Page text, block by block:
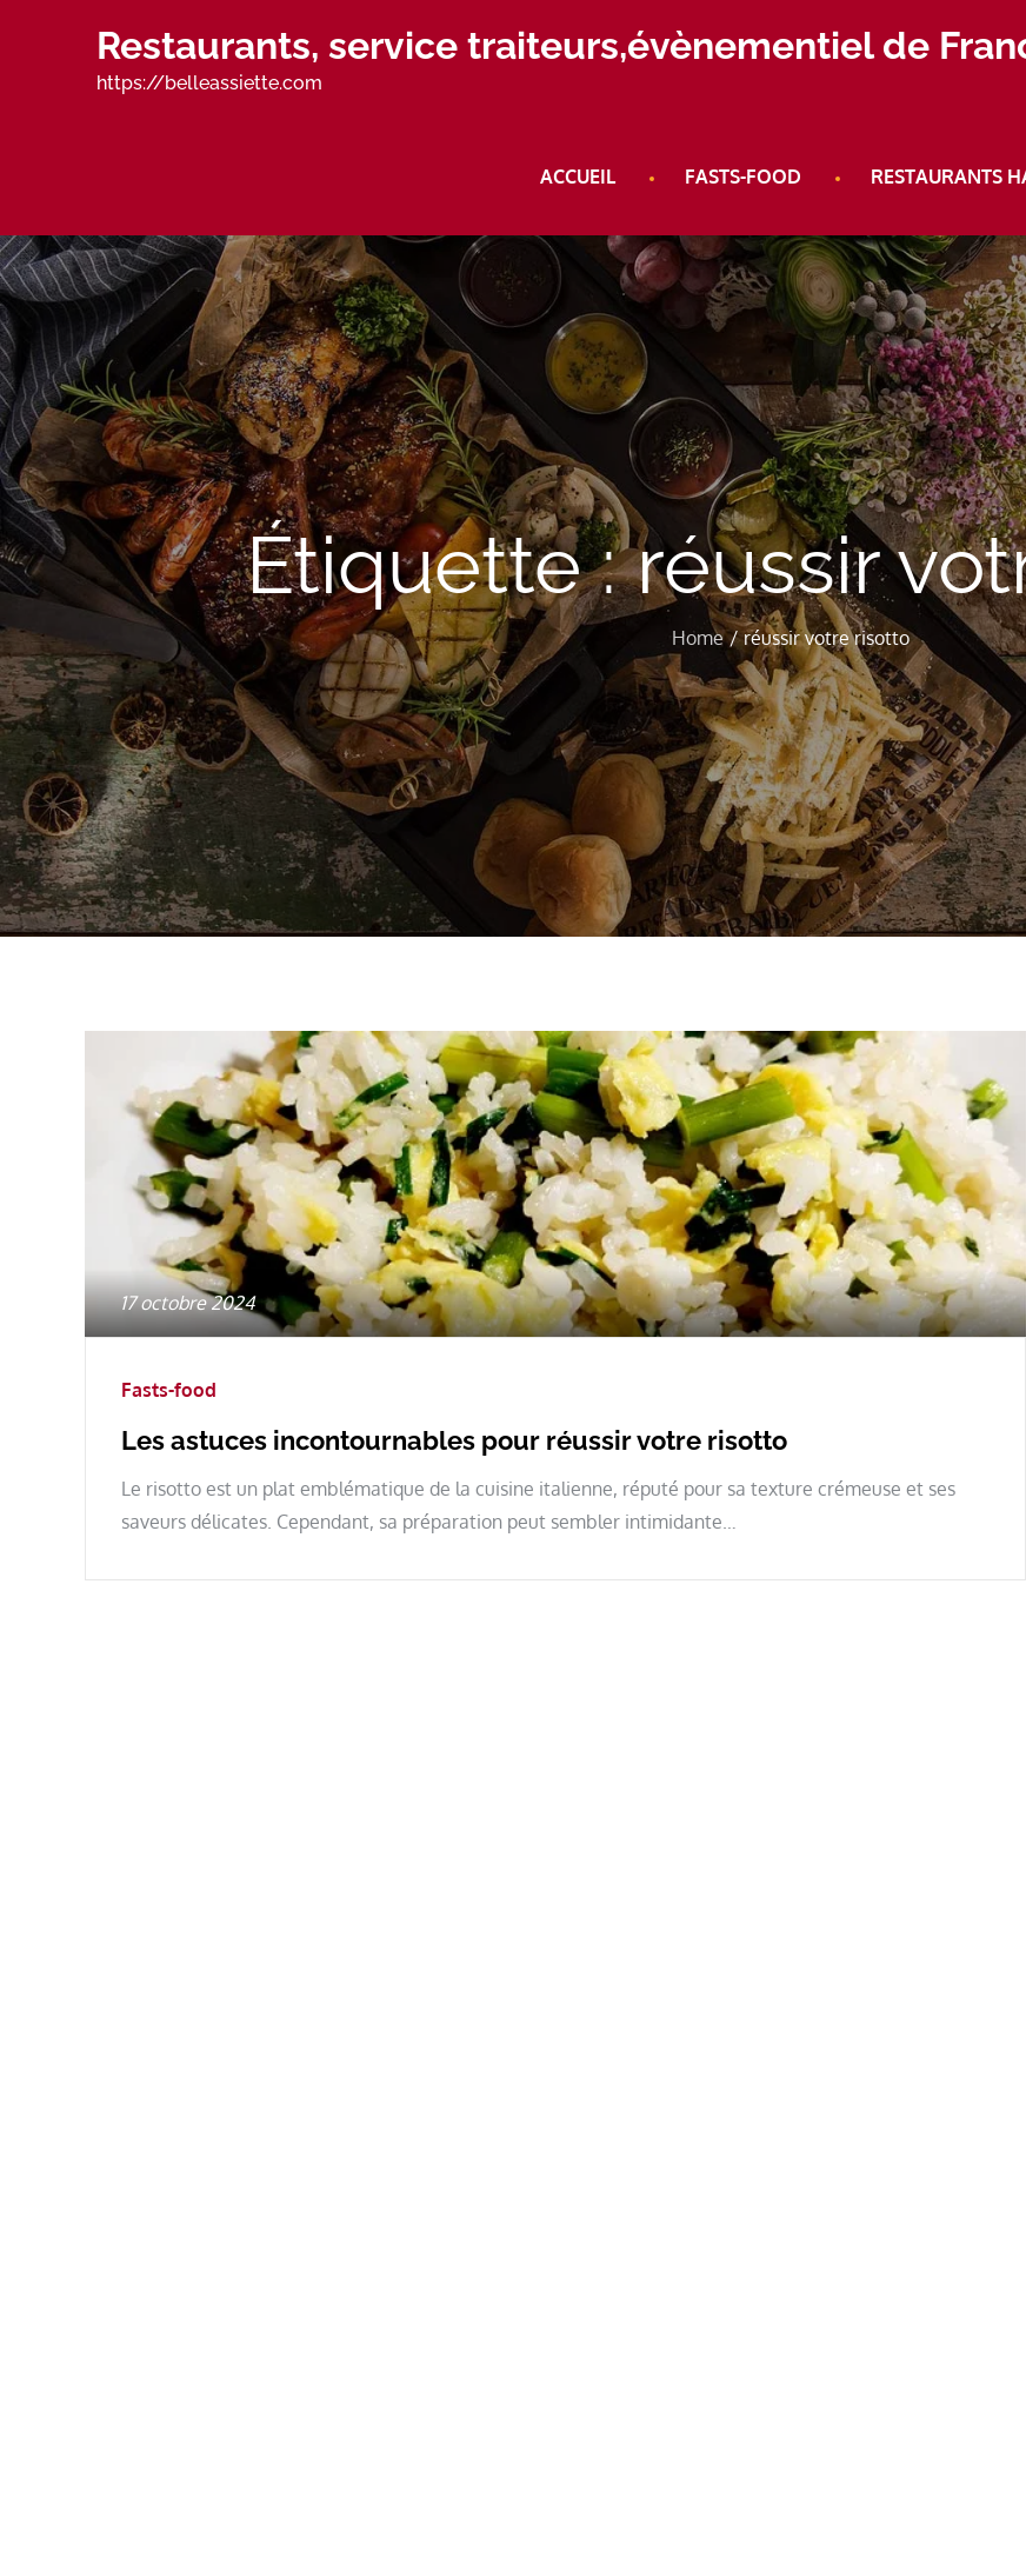
Restaurants, service traiteurs,évènementiel de
https://belleassiette.com
ACCUEIL FASTS-FOOD RESTAURANTS
Étiquette :réussir
Home réussir votre risotto
Posted
on
17 octobre 2024
Fasts-food
Les astuces incontournables pour réussir votre risotto
Le risotto est un plat emblématique de la cuisine italienne, réputé pour sa texture crémeuse et ses
saveurs délicates. Cependant, sa préparation peut sembler intimidante…